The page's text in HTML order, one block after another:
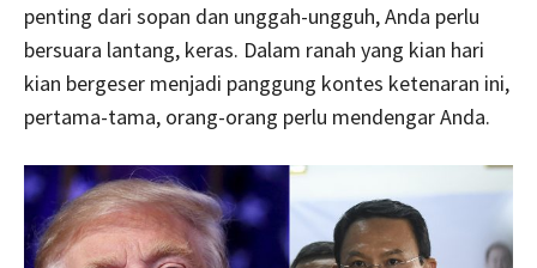
penting dari sopan dan unggah-ungguh, Anda perlu
bersuara lantang, keras. Dalam ranah yang kian hari
kian bergeser menjadi panggung kontes ketenaran ini,
pertama-tama, orang-orang perlu mendengar Anda.